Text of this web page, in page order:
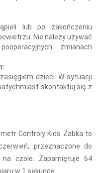
lub po zakończeniu
Nie należy używać
zmianach
dzieci. W sytuacji
skontaktuj się z
Controly Kids Żabka to
przeznaczone do
czole. Zapamiętuje 64
w 1 sekundę.